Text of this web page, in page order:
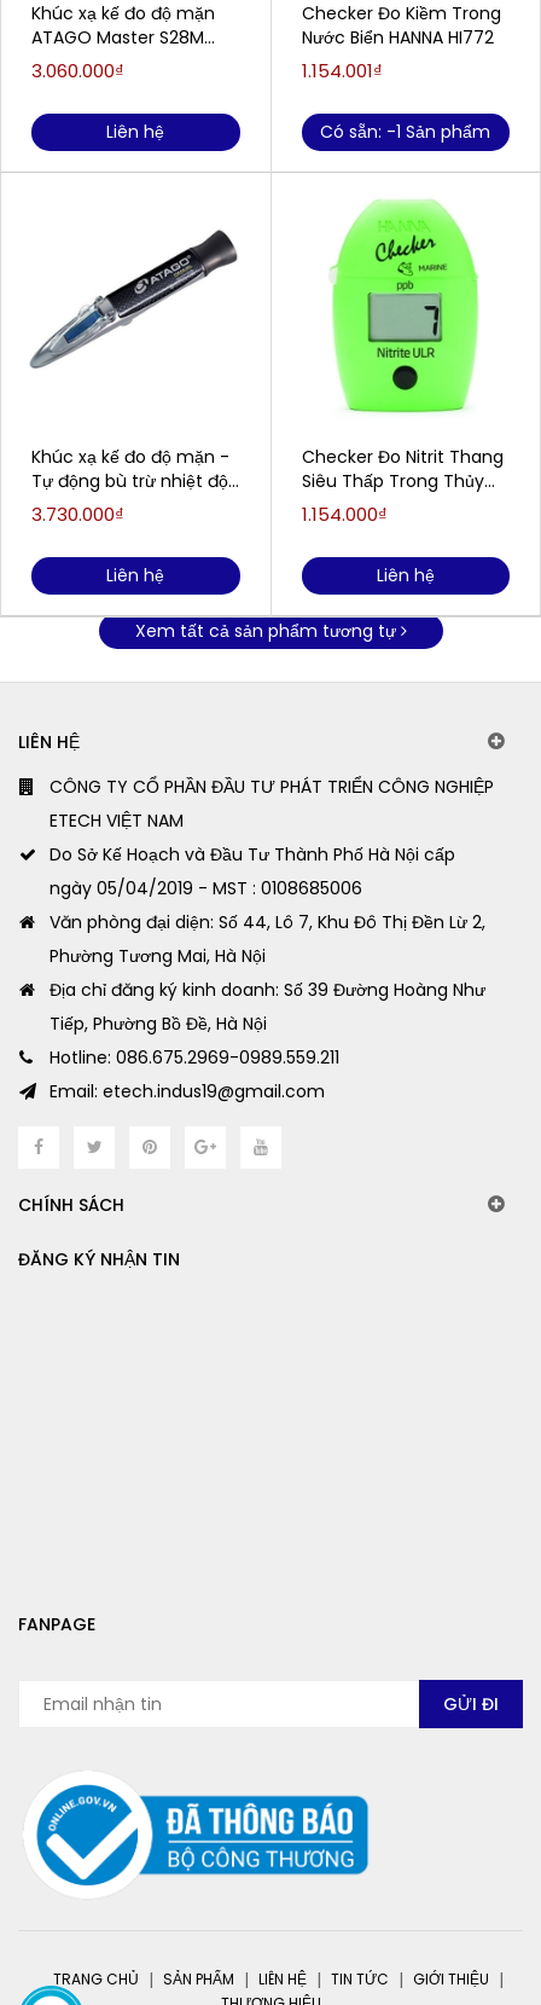
Khúc xạ kế đo độ mặn
ATAGO Master S28M
(0.0…28.0%)
3.060.000₫
Liên hệ
Khúc xạ kế đo độ mặn -
Tự động bù trừ nhiệt độ
Atago Master-S28alpha
3.730.000₫
Liên hệ
Checker Đo Kiềm Trong
Nước Biển HANNA HI772
1.154.001₫
Có sẵn: -1 Sản phẩm
Checker Đo Nitrit Thang
Siêu Thấp Trong Thủy
Sản Nước Mặn HANNA
1.154.000₫
Liên hệ
Xem tất cả sản phẩm tương tự
LIÊN HỆ
CÔNG TY CỔ PHẦN ĐẦU TƯ PHÁT TRIỂN CÔNG NGHIỆP
ETECH VIỆT NAM
Do Sở Kế Hoạch và Đầu Tư Thành Phố Hà Nội cấp
ngày 05/04/2019 - MST : 0108685006
Văn phòng đại diện: Số 44, Lô 7, Khu Đô Thị Đền Lừ 2,
Phường Tương Mai, Hà Nội
Địa chỉ đăng ký kinh doanh: Số 39 Đường Hoàng Như
Tiếp, Phường Bồ Đề, Hà Nội
Hotline: 086.675.2969-0989.559.211
Email: etech.indus19@gmail.com
CHÍNH SÁCH
ĐĂNG KÝ NHẬN TIN
FANPAGE
TRANG CHỦ SẢN PHẨM LIÊN HỆ TIN TỨC
GIỚI THIỆU